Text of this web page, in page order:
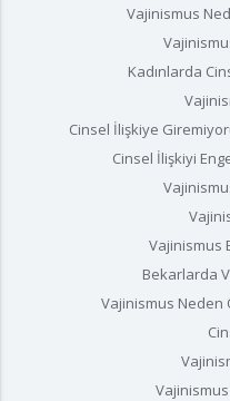
Vajinismus
Kadınlarda
Cinsel İlişkiye
Cinsel İlişkiyi
Vajinismus
Bekarlarda
Vajinismus Neden
Vajinismus